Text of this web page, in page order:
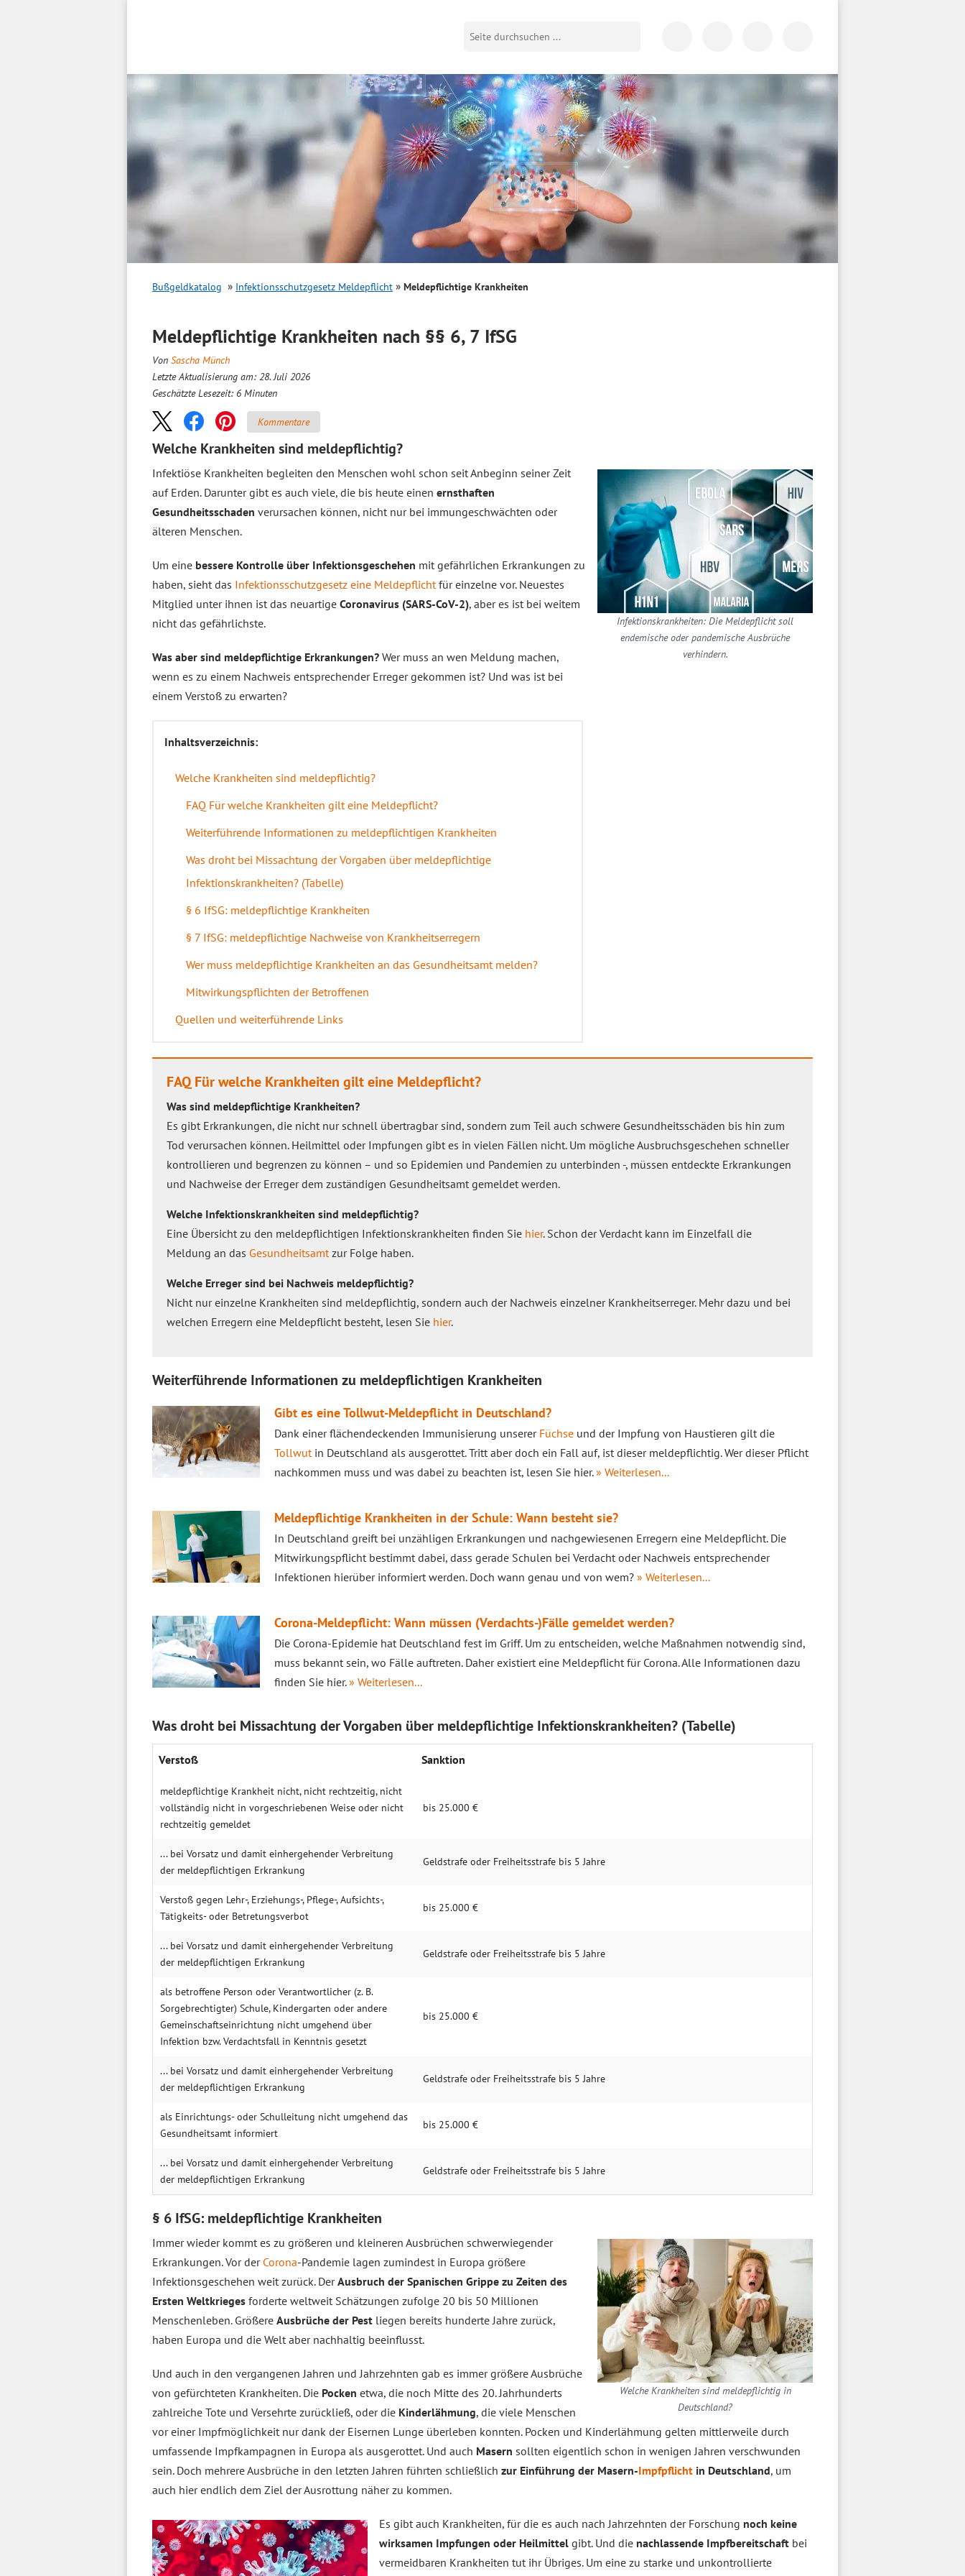
Bußgeldkatalog Infektionsschutzgesetz Meldepflicht Meldepflichtige Krankheiten
Meldepflichtige Krankheiten nach §§ 6, 7 IfSG
Von Sascha Münch
Letzte Aktualisierung am: 28. Juli 2026
Geschätzte Lesezeit: 6 Minuten
Kommentare
Welche Krankheiten sind meldepflichtig?
Infektionskrankheiten: Die Meldepflicht soll
endemische oder pandemische Ausbrüche
verhindern.
Infektiöse Krankheiten begleiten den Menschen wohl schon seit Anbeginn seiner Zeit
auf Erden. Darunter gibt es auch viele, die bis heute einen ernsthaften
Gesundheitsschaden verursachen können, nicht nur bei immungeschwächten oder
älteren Menschen.
Um eine bessere Kontrolle über Infektionsgeschehen mit gefährlichen Erkrankungen zu
haben, sieht das Infektionsschutzgesetz eine Meldepflichtfür einzelne vor. Neuestes
Mitglied unter ihnen ist das neuartige Coronavirus (SARS-CoV-2), aber es ist bei weitem
nicht das gefährlichste.
Was aber sind meldepflichtige Erkrankungen? Wer muss an wen Meldung machen,
wenn es zu einem Nachweis entsprechender Erreger gekommen ist? Und was ist bei
einem Verstoß zu erwarten?
Inhaltsverzeichnis:
Welche Krankheiten sind meldepflichtig?
FAQ Für welche Krankheiten gilt eine Meldepflicht?
Weiterführende Informationen zu meldepflichtigen Krankheiten
Was droht bei Missachtung der Vorgaben über meldepflichtige
Infektionskrankheiten? (Tabelle)
§ 6 IfSG: meldepflichtige Krankheiten
§ 7 IfSG: meldepflichtige Nachweise von Krankheitserregern
Wer muss meldepflichtige Krankheiten an das Gesundheitsamt melden?
Mitwirkungspflichten der Betroffenen
Quellen und weiterführende Links
FAQ Für welche Krankheiten gilt eine Meldepflicht?
Was sind meldepflichtige Krankheiten?
Es gibt Erkrankungen, die nicht nur schnell übertragbar sind, sondern zum Teil auch schwere Gesundheitsschäden bis hin zum
Tod verursachen können. Heilmittel oder Impfungen gibt es in vielen Fällen nicht. Um mögliche Ausbruchsgeschehen schneller
kontrollieren und begrenzen zu können – und so Epidemien und Pandemien zu unterbinden -, müssen entdeckte Erkrankungen
und Nachweise der Erreger dem zuständigen Gesundheitsamt gemeldet werden.
Welche Infektionskrankheiten sind meldepflichtig?
Eine Übersicht zu den meldepflichtigen Infektionskrankheiten finden Sie hier. Schon der Verdacht kann im Einzelfall die
Meldung an das Gesundheitsamtzur Folge haben.
Welche Erreger sind bei Nachweis meldepflichtig?
Nicht nur einzelne Krankheiten sind meldepflichtig, sondern auch der Nachweis einzelner Krankheitserreger. Mehr dazu und bei
welchen Erregern eine Meldepflicht besteht, lesen Sie hier.
Weiterführende Informationen zu meldepflichtigen Krankheiten
Gibt es eine Tollwut-Meldepflicht in Deutschland?
Dank einer flächendeckenden Immunisierung unserer Füchse und der Impfung von Haustieren gilt die
Tollwutin Deutschland als ausgerottet. Tritt aber doch ein Fall auf, ist dieser meldepflichtig. Wer dieser Pflicht
nachkommen muss und was dabei zu beachten ist, lesen Sie hier.» Weiterlesen...
Meldepflichtige Krankheiten in der Schule: Wann besteht sie?
In Deutschland greift bei unzähligen Erkrankungen und nachgewiesenen Erregern eine Meldepflicht. Die
Mitwirkungspflicht bestimmt dabei, dass gerade Schulen bei Verdacht oder Nachweis entsprechender
Infektionen hierüber informiert werden. Doch wann genau und von wem? » Weiterlesen...
Corona-Meldepflicht: Wann müssen (Verdachts-)Fälle gemeldet werden?
Die Corona-Epidemie hat Deutschland fest im Griff. Um zu entscheiden, welche Maßnahmen notwendig sind,
muss bekannt sein, wo Fälle auftreten. Daher existiert eine Meldepflicht für Corona. Alle Informationen dazu
finden Sie hier.» Weiterlesen...
Was droht bei Missachtung der Vorgaben über meldepflichtige Infektionskrankheiten? (Tabelle)
Verstoß Sanktion
meldepflichtige Krankheit nicht, nicht rechtzeitig, nicht
vollständig nicht in vorgeschriebenen Weise oder nicht
rechtzeitig gemeldet
bis 25.000 €
... bei Vorsatz und damit einhergehender Verbreitung
der meldepflichtigen Erkrankung
Geldstrafe oder Freiheitsstrafe bis 5 Jahre
Verstoß gegen Lehr-, Erziehungs-, Pflege-, Aufsichts-,
Tätigkeits- oder Betretungsverbot
bis 25.000 €
... bei Vorsatz und damit einhergehender Verbreitung
der meldepflichtigen Erkrankung
Geldstrafe oder Freiheitsstrafe bis 5 Jahre
als betroffene Person oder Verantwortlicher (z. B.
Sorgebrechtigter) Schule, Kindergarten oder andere
Gemeinschaftseinrichtung nicht umgehend über
Infektion bzw. Verdachtsfall in Kenntnis gesetzt
bis 25.000 €
... bei Vorsatz und damit einhergehender Verbreitung
der meldepflichtigen Erkrankung
Geldstrafe oder Freiheitsstrafe bis 5 Jahre
als Einrichtungs- oder Schulleitung nicht umgehend das
Gesundheitsamt informiert
bis 25.000 €
... bei Vorsatz und damit einhergehender Verbreitung
der meldepflichtigen Erkrankung
Geldstrafe oder Freiheitsstrafe bis 5 Jahre
§ 6 IfSG: meldepflichtige Krankheiten
Welche Krankheiten sind meldepflichtig in
Deutschland?
Immer wieder kommt es zu größeren und kleineren Ausbrüchen schwerwiegender
Erkrankungen. Vor der Corona-Pandemie lagen zumindest in Europa größere
Infektionsgeschehen weit zurück. DerAusbruch der Spanischen Grippe zu Zeiten des
Ersten Weltkrieges forderte weltweit Schätzungen zufolge 20 bis 50 Millionen
Menschenleben. Größere Ausbrüche der Pest liegen bereits hunderte Jahre zurück,
haben Europa und die Welt aber nachhaltig beeinflusst.
Und auch in den vergangenen Jahren und Jahrzehnten gab es immer größere Ausbrüche
von gefürchteten Krankheiten. Die Pocken etwa, die noch Mitte des 20. Jahrhunderts
zahlreiche Tote und Versehrte zurückließ, oder die Kinderlähmung, die viele Menschen
vor einer Impfmöglichkeit nur dank der Eisernen Lunge überleben konnten. Pocken und Kinderlähmung gelten mittlerweile durch
umfassende Impfkampagnen in Europa als ausgerottet. Und auch Masern sollten eigentlich schon in wenigen Jahren verschwunden
sein. Doch mehrere Ausbrüche in den letzten Jahren führten schließlich zur Einführung der Masern-Impfpflicht in Deutschland, um
auch hier endlich dem Ziel der Ausrottung näher zu kommen.
Es gibt auch Krankheiten, für die es auch nach Jahrzehnten der Forschung noch keine
wirksamen Impfungen oder Heilmittel gibt. Und die nachlassende Impfbereitschaft bei
vermeidbaren Krankheiten tut ihr Übriges. Um eine zu starke und unkontrollierte